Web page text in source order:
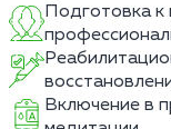
Подготовка
Включение в